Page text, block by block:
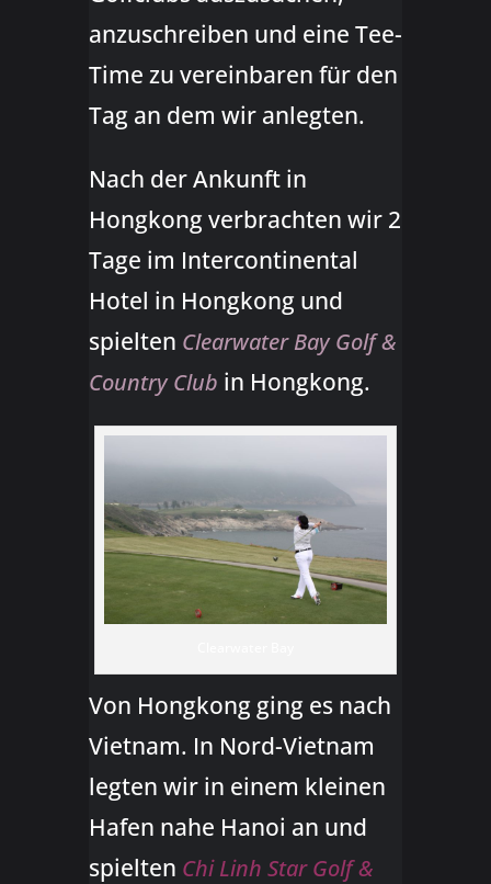
anzuschreiben und eine Tee-
Time zu vereinbaren für den
Tag an dem wir anlegten.
Nach der Ankunft in
Hongkong verbrachten wir 2
Tage im Intercontinental
Hotel in Hongkong und
spielten Clearwater Bay Golf &
Country Club in Hongkong.
Von Hongkong ging es nach
Vietnam. In Nord-Vietnam
legten wir in einem kleinen
Hafen nahe Hanoi an und
spielten Chi Linh Star Golf &